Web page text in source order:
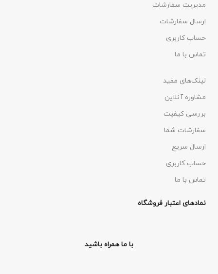
مدیریت سفارشات
ارسال سفارشات
حساب کاربری
تماس با ما
لینک‌های مفید
مشاوره آنلاین
بررسی کیفیت
سفارشات شما
ارسال سریع
حساب کاربری
تماس با ما
نمادهای اعتبار فروشگاه
با ما همراه باشید